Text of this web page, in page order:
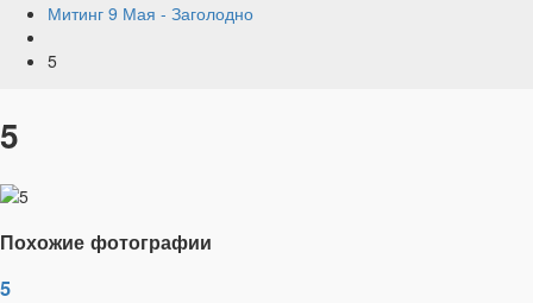
Митинг 9 Мая - Заголодно
5
5
Похожие фотографии
5